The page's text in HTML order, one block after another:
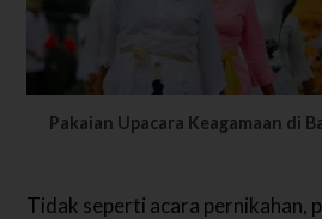
Pakaian Upacara Keagamaan di
Tidak seperti acara pernikahan,